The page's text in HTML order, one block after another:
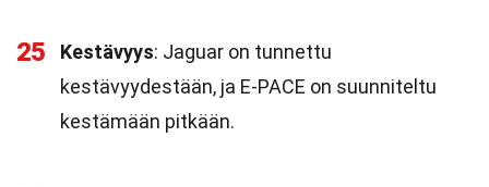
25 Kestävyys: Jaguar on tunnettu
kestävyydestään, ja E-PACE on suunniteltu
kestämään pitkään.